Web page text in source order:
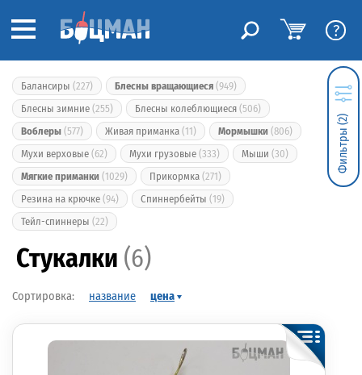
?
Балансиры (227) Блесны вращающиеся (949)
Блесны зимние (255) Блесны колеблющиеся (506)
Воблеры (577) Живая приманка (11) Мормышки (806)
Мухи верховые (62) Мухи грузовые (333) Мыши (30)
Мягкие приманки (1029) Прикормка (271)
Резина на крючке (94) Спиннербейты (19)
Тейл-спиннеры (22)
Стукалки (6)
название цена
Фильтры (2)